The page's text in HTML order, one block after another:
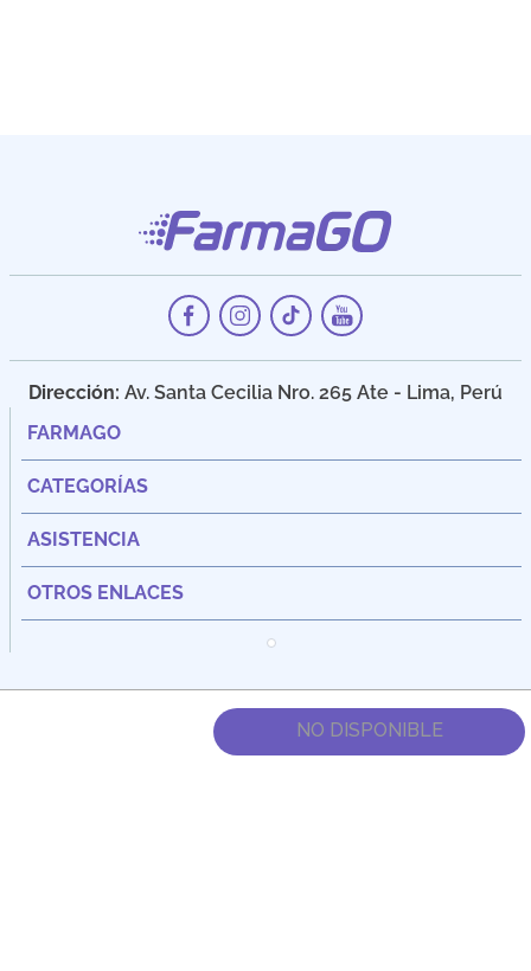
NO DISPONIBLE
Dirección: Av. Santa Cecilia Nro. 265 Ate - Lima, Perú
FARMAGO
CATEGORÍAS
ASISTENCIA
OTROS ENLACES